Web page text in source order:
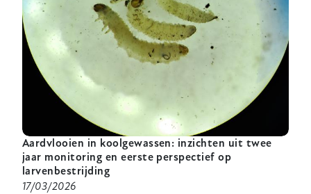
Aardvlooien in koolgewassen: inzichten uit twee
jaar monitoring en eerste perspectief op
larvenbestrijding
17/03/2026